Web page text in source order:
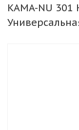
KAMA-NU